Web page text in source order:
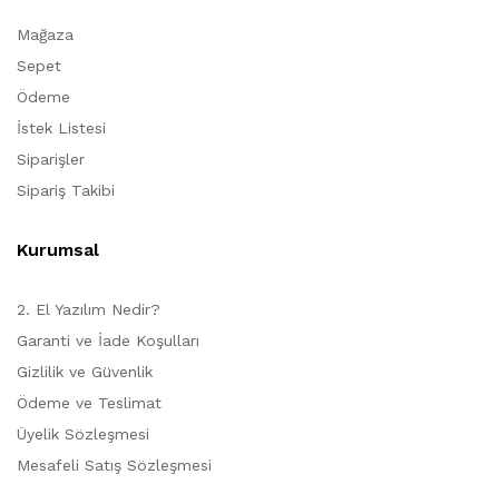
Mağaza
Sepet
Ödeme
İstek Listesi
Siparişler
Sipariş Takibi
Kurumsal
2. El Yazılım Nedir?
Garanti ve İade Koşulları
Gizlilik ve Güvenlik
Ödeme ve Teslimat
Üyelik Sözleşmesi
Mesafeli Satış Sözleşmesi